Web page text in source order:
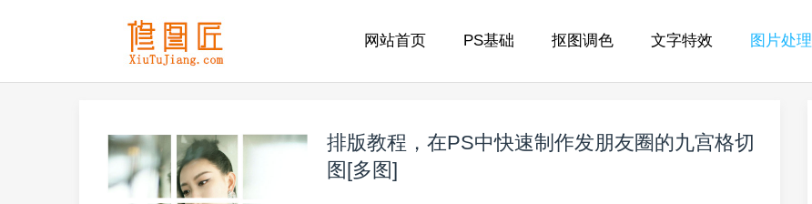
网站首页 PS基础 抠图调色 文字特效 图片处理
排版教程，在PS中快速制作发朋友圈的九宫格切
图[多图]